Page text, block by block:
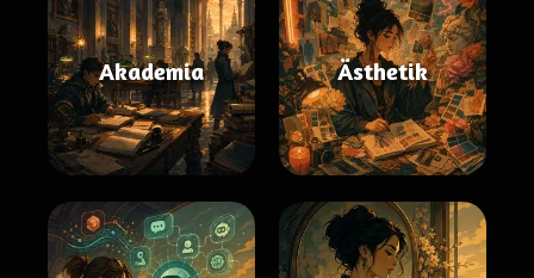
Akademia Ästhetik